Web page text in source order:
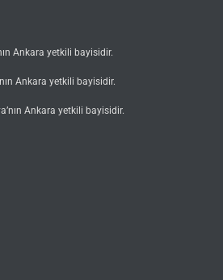
Ankara yetkili bayisidir.
Ankara yetkili bayisidir.
Ankara yetkili bayisidir.